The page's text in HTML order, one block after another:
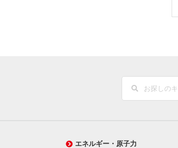
エネルギー・原子力